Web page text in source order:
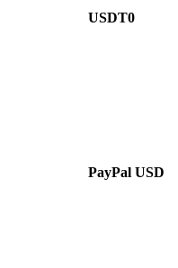
USDT0
PayPal USD